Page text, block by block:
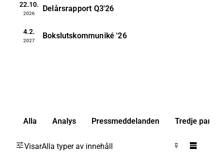
22.10.
2026
Delårsrapport Q3'26
4.2.
2027
Bokslutskommuniké '26
Alla Analys Pressmeddelanden Tredje part
VisarAlla typer av innehåll